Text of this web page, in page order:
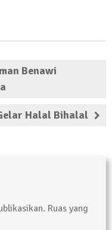
4 Pilar
Benawi
Halal Bihalal
Ruas yang